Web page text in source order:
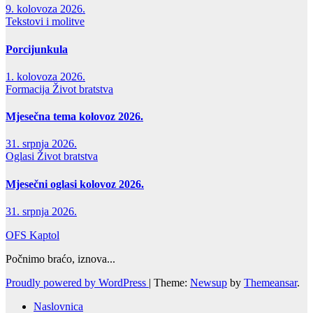
9. kolovoza 2026.
Tekstovi i molitve
Porcijunkula
1. kolovoza 2026.
Formacija Život bratstva
Mjesečna tema kolovoz 2026.
31. srpnja 2026.
Oglasi Život bratstva
Mjesečni oglasi kolovoz 2026.
31. srpnja 2026.
OFS Kaptol
Počnimo braćo, iznova...
Proudly powered by WordPress | Theme: Newsup by Themeansar.
Naslovnica